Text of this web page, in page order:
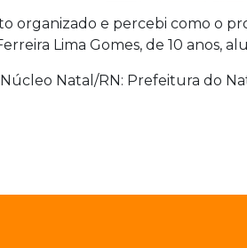
organizado e percebi como o
Lima Gomes, de 10 anos,
Natal/RN: Prefeitura do